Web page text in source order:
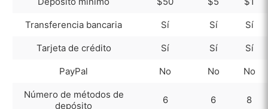
Transferencia bancaria Sí Sí Sí
Tarjeta de crédito Sí Sí Sí
PayPal No No No
Número de métodos de
depósito
6 6 8